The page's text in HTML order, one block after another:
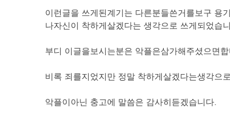
이런글을 쓰게된계기는 다른분들쓴거를보구 용
나자신이 착하게살겠다는 생각으로 쓰게되었습
부디 이글을보시는분은 악플은삼가해주셨으면
비록 죄를지었지만 정말 착하게살겠다는생각으로
악플이아닌 충고에 말씀은 감사히듣겠습니다.